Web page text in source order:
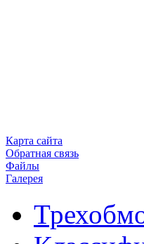
Карта сайта
Обратная связь
Файлы
Галерея